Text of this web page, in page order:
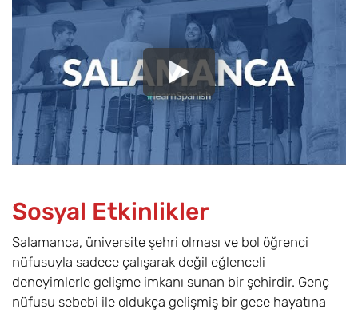
Sosyal Etkinlikler
Salamanca, üniversite şehri olması ve bol öğrenci
nüfusuyla sadece çalışarak değil eğlenceli
deneyimlerle gelişme imkanı sunan bir şehirdir. Genç
nüfusu sebebi ile oldukça gelişmiş bir gece hayatına